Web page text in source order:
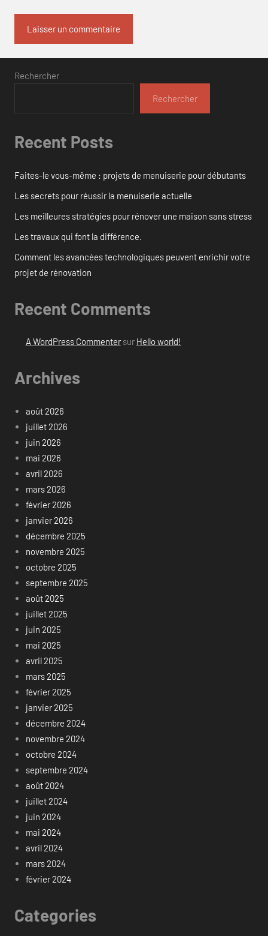
Rechercher
Rechercher
Recent Posts
Faites-le vous-même : projets de menuiserie pour débutants
Les secrets pour réussir la menuiserie actuelle
Les meilleures stratégies pour rénover une maison sans stress
Les travaux qui font la différence.
Comment les avancées technologiques peuvent enrichir votre
projet de rénovation
Recent Comments
A WordPress Commentersur Hello world!
Archives
août 2026
juillet 2026
juin 2026
mai 2026
avril 2026
mars 2026
février 2026
janvier 2026
décembre 2025
novembre 2025
octobre 2025
septembre 2025
août 2025
juillet 2025
juin 2025
mai 2025
avril 2025
mars 2025
février 2025
janvier 2025
décembre 2024
novembre 2024
octobre 2024
septembre 2024
août 2024
juillet 2024
juin 2024
mai 2024
avril 2024
mars 2024
février 2024
Categories